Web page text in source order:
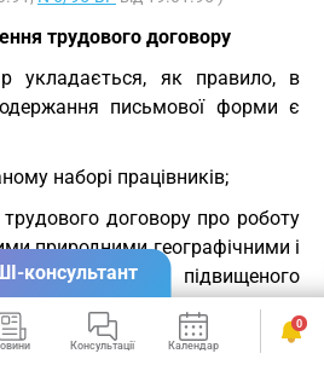
трудового договору
укладається, як правило, в
письмової форми є
наборі працівників;
договору про роботу
природними географічними і
та умовами підвищеного
Консультації Календар Сервіси
0
консультант